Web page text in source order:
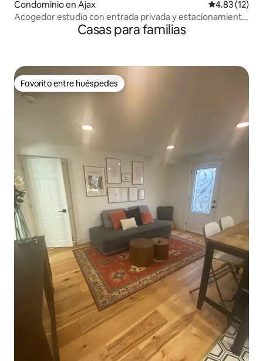
Condominio en Ajax Calificación
4.83 (12)
Acogedor estudio con entrada privada y estacionamiento
Casas para familias
Favorito entre huéspedes
Favorito entre huéspedes